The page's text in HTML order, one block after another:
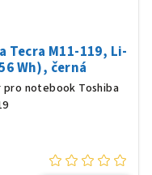
Tecra M11-119, Li-
Wh), černá
pro notebook Toshiba